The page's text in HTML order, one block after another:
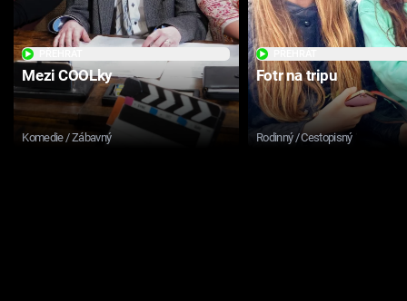
Mezi COOLky
Komedie / Zábavný
Fotr na tripu
Rodinný / Cestopisný